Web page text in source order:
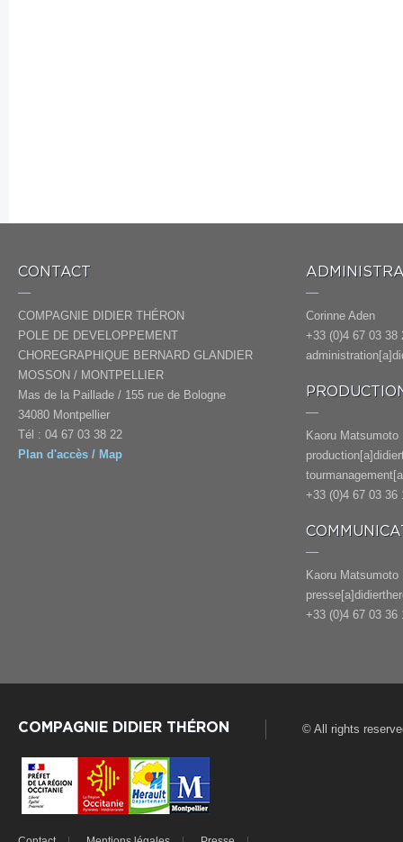
CONTACT
COMPAGNIE DIDIER THÉRON
POLE DE DEVELOPPEMENT
CHOREGRAPHIQUE BERNARD GLANDIER
MOSSON / MONTPELLIER
Mas de la Paillade / 155 rue de Bologne
34080 Montpellier
Tél : 04 67 03 38 22
Plan d'accès / Map
Corinne Aden
+33 (0)4 67 03 38
Kaoru Matsumoto
+33 (0)4 67 03 36
Kaoru Matsumoto
+33 (0)4 67 03 36
COMPAGNIE DIDIER THÉRON © All rights